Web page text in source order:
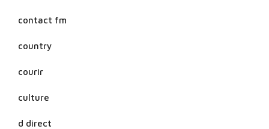
contact fm
country
courir
culture
d direct